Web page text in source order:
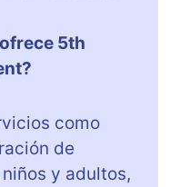
5th
como
de
y adultos,